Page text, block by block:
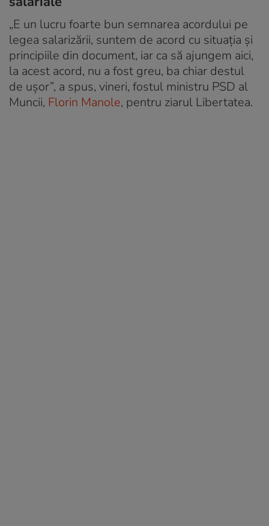
„E un lucru foarte bun semnarea acordului pe
legea salarizării, suntem de acord cu situația și
principiile din document, iar ca să ajungem aici,
la acest acord, nu a fost greu, ba chiar destul
de ușor”, a spus, vineri, fostul ministru PSD al
Muncii, Florin Manole, pentru ziarul Libertatea.